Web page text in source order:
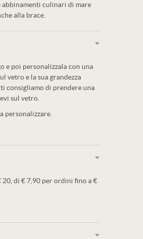
culinari di mare
alla brace.
e poi personalizzala con una
vetro e la sua grandezza
consigliamo di prendere una
sul vetro.
personalizzare.
di € 7,90 per ordini fino a €